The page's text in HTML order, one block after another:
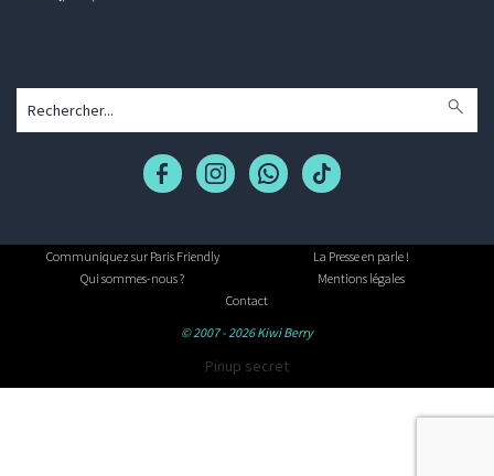
Communiquez sur Paris Friendly
La Presse en parle !
Qui sommes-nous ?
Mentions légales
Contact
© 2007 - 2026 Kiwi Berry
Pinup secret